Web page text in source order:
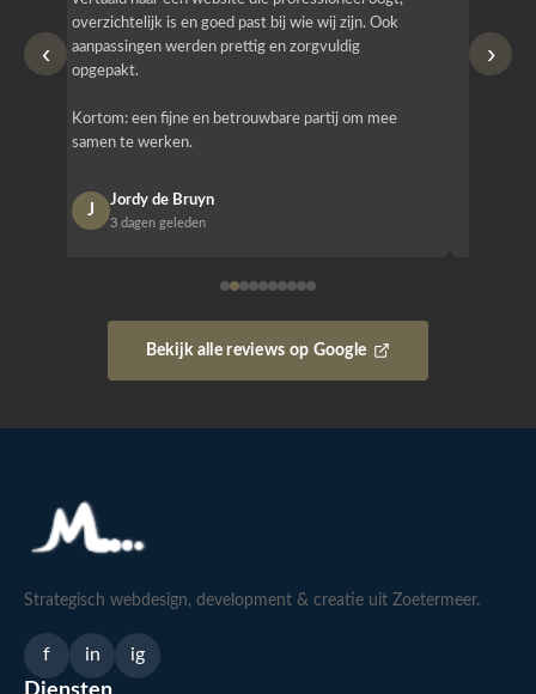
‹
overzichtelijk is en goed past bij wie wij zijn. Ook
aanpassingen werden prettig en zorgvuldig
opgepakt.
Kortom: een fijne en betrouwbare partij om mee
samen te werken.
J
Jordy de Bruyn
3 dagen geleden
›
Bekijk alle reviews op Google
Strategisch webdesign, development & creatie uit Zoetermeer.
f in ig